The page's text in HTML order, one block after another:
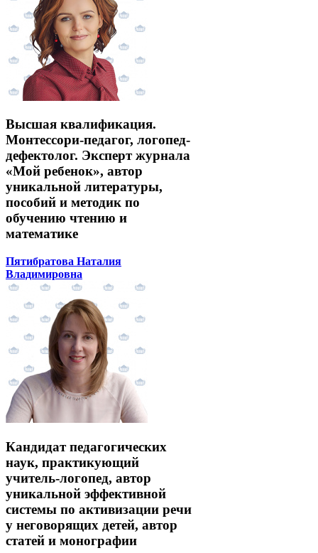
Высшая квалификация.
Монтессори-педагог, логопед-
дефектолог. Эксперт журнала
«Мой ребенок», автор
уникальной литературы,
пособий и методик по
обучению чтению и
математике
Пятибратова Наталия
Владимировна
Кандидат педагогических
наук, практикующий
учитель-логопед, автор
уникальной эффективной
системы по активизации речи
у неговорящих детей, автор
статей и монографии